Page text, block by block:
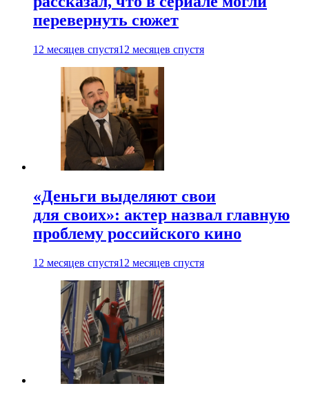
перевернуть сюжет
12 месяцев спустя12 месяцев спустя
«Деньги выделяют свои
для своих»: актер назвал главную
проблему российского кино
12 месяцев спустя12 месяцев спустя